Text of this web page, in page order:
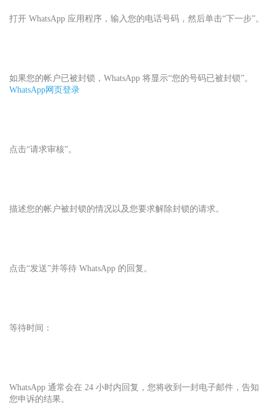
打开 WhatsApp 应用程序，输入您的电话号码，然后单击“下一步”。
如果您的帐户已被封锁，WhatsApp 将显示“您的号码已被封锁”。
WhatsApp网页登录
点击“请求审核”。
描述您的帐户被封锁的情况以及您要求解除封锁的请求。
点击“发送”并等待 WhatsApp 的回复。
等待时间：
WhatsApp 通常会在 24 小时内回复，您将收到一封电子邮件，告知
您申诉的结果。